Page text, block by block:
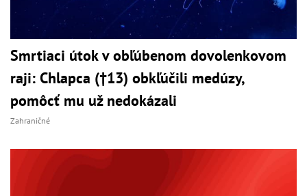
Smrtiaci útok v obľúbenom dovolenkovom
raji: Chlapca (†13) obkľúčili medúzy,
pomôcť mu už nedokázali
Zahraničné